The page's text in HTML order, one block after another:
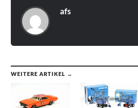
afs
WEITERE ARTIKEL →